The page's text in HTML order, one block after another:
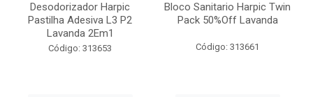
Desodorizador Harpic
Pastilha Adesiva L3 P2
Lavanda 2Em1
Código: 313653
Bloco Sanitario Harpic Twin
Pack 50%Off Lavanda
Código: 313661